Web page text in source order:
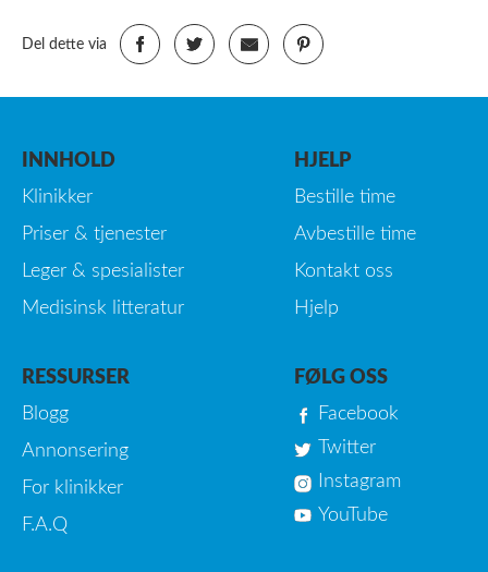
Del dette via
INNHOLD
Klinikker
Priser & tjenester
Leger & spesialister
Medisinsk litteratur
HJELP
Bestille time
Avbestille time
Kontakt oss
Hjelp
RESSURSER
Blogg
Annonsering
For klinikker
F.A.Q
FØLG OSS
Facebook
Twitter
Instagram
YouTube